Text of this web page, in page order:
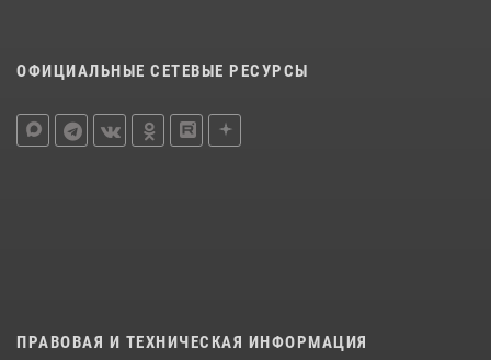
ОФИЦИАЛЬНЫЕ СЕТЕВЫЕ РЕСУРСЫ
ПРАВОВАЯ И ТЕХНИЧЕСКАЯ ИНФОРМАЦИЯ